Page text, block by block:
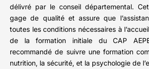
délivré par le conseil départemental.
gage de qualité et assure que
toutes les conditions nécessaires à
de la formation initiale du CAP
recommandé de suivre une formation
nutrition, la sécurité, et la psychologie de